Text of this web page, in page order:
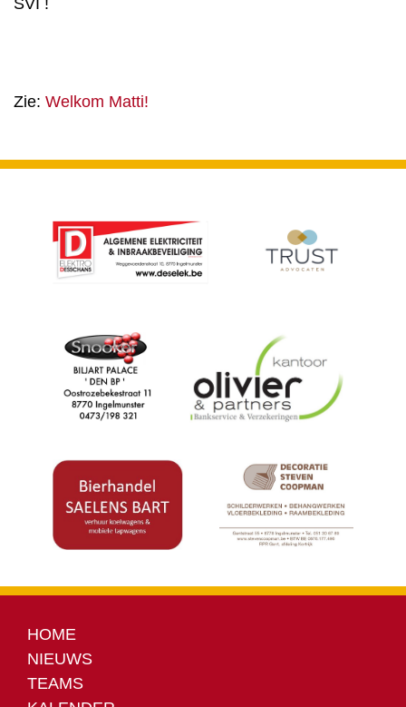
SVI !
Zie: Welkom Matti!
HOME
NIEUWS
TEAMS